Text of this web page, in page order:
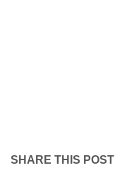
SHARE THIS POST